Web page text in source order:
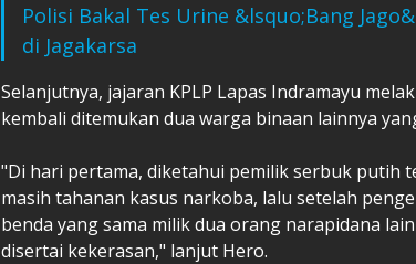
Polisi Bakal Tes Urine &lsquo;Bang
di Jagakarsa
Selanjutnya, jajaran KPLP Lapas Indramayu
kembali ditemukan dua warga binaan lainnya
"Di hari pertama, diketahui pemilik serbuk putih
masih tahanan kasus narkoba, lalu setelah
benda yang sama milik dua orang narapidana
disertai kekerasan," lanjut Hero.